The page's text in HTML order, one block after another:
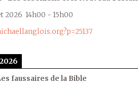
2026 14h00 - 15h00
faussaires de la Bible